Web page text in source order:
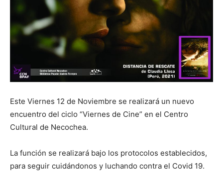
Este Viernes 12 de Noviembre se realizará un nuevo
encuentro del ciclo “Viernes de Cine” en el Centro
Cultural de Necochea.
La función se realizará bajo los protocolos establecidos,
para seguir cuidándonos y luchando contra el Covid 19.